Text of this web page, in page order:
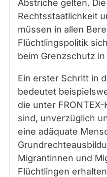
Abstriche gelten.
Rechtsstaatlichkeit
müssen in allen
Flüchtlingspolitik
beim Grenzschutz in
Ein erster Schritt in
bedeutet
die unter
sind, unverzüglich
eine adäquate
Migrantinnen und
Flüchtlingen